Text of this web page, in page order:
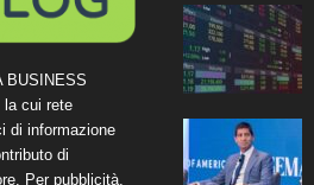
BUSINESS
la cui rete
di informazione
di
Per pubblicità,